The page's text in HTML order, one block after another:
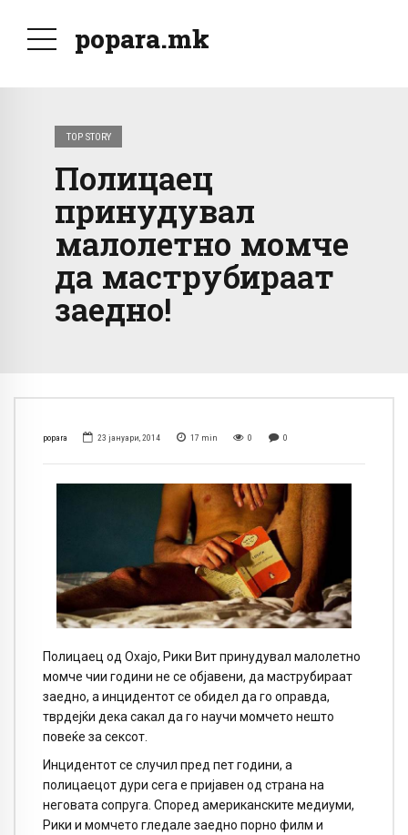
popara.mk
TOP STORY
Полицаец
принудувал
малолетно момче
да маструбираат
заедно!
popara 23 јануари, 2014 17 min 0 0
Полицаец од Охајо, Рики Вит принудувал малолетно
момче чии години не се објавени, да маструбираат
заедно, а инцидентот се обидел да го оправда,
тврдејќи дека сакал да го научи момчето нешто
повеќе за сексот.
Инцидентот се случил пред пет години, а
полицаецот дури сега е пријавен од страна на
неговата сопруга. Според американските медиуми,
Рики и момчето гледале заедно порно филм и